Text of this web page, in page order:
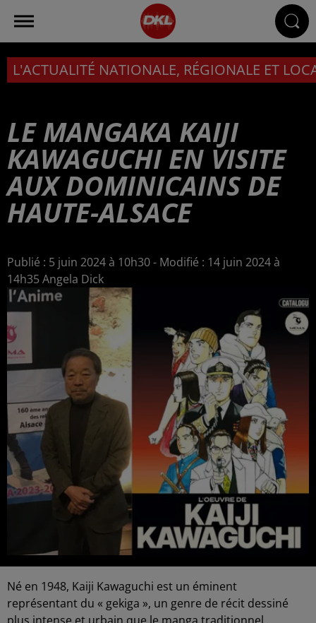
L'ACTUALITÉ NATIONALE, RÉGIONALE ET
LE MANGAKA KAIJI
KAWAGUCHI EN VISITE
AUX DOMINICAINS DE
HAUTE-ALSACE
Publié : 5 juin 2024 à 10h30 - Modifié : 14 juin 2024 à
14h35 Angela Dick
Né en 1948, Kaiji Kawaguchi est un éminent
représentant du « gekiga », un genre de récit dessiné